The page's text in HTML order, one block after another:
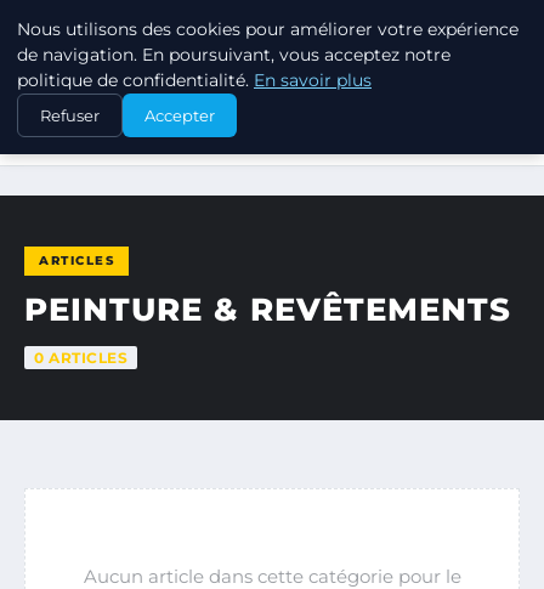
JARDINOTOP
ACCUEIL PEINTURE & REVÊTEMENTS
ARTICLES
PEINTURE & REVÊTEMENTS
0 ARTICLES
Aucun article dans cette catégorie pour le
Nous utilisons des cookies pour améliorer votre expérience
de navigation. En poursuivant, vous acceptez notre
politique de confidentialité. En savoir plus
Refuser Accepter